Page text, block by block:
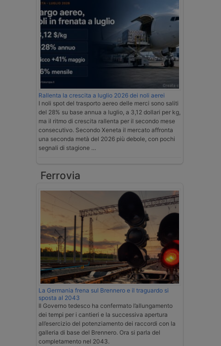
Rallenta la crescita a luglio 2026 dei noli aerei
I noli spot del trasporto aereo delle merci sono saliti
del 28% su base annua a luglio, a 3,12 dollari per kg,
ma il ritmo di crescita rallenta per il secondo mese
consecutivo. Secondo Xeneta il mercato affronta
una seconda metà del 2026 più debole, con pochi
segnali di stagione …
Ferrovia
La Germania frena sul Brennero e il traguardo si
sposta al 2043
Il Governo tedesco ha confermato l’allungamento
dei tempi per i cantieri e la successiva apertura
all’esercizio del potenziamento dei raccordi con la
galleria di base del Brennero. Ora si parla del
completamento nel 2043.